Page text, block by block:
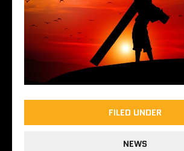
FILED UNDER
NEWS